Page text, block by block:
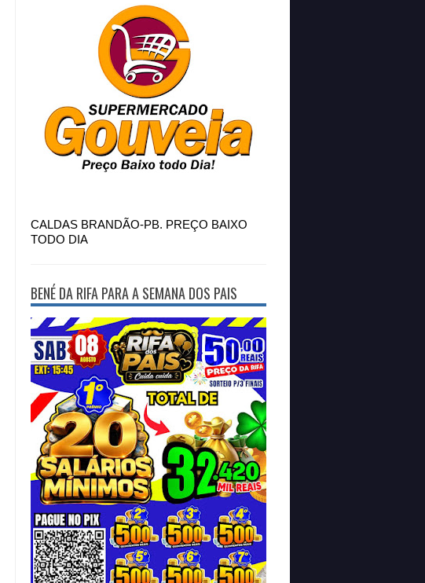
CALDAS BRANDÃO-PB. PREÇO BAIXO
TODO DIA
BENÉ DA RIFA PARA A SEMANA DOS PAIS